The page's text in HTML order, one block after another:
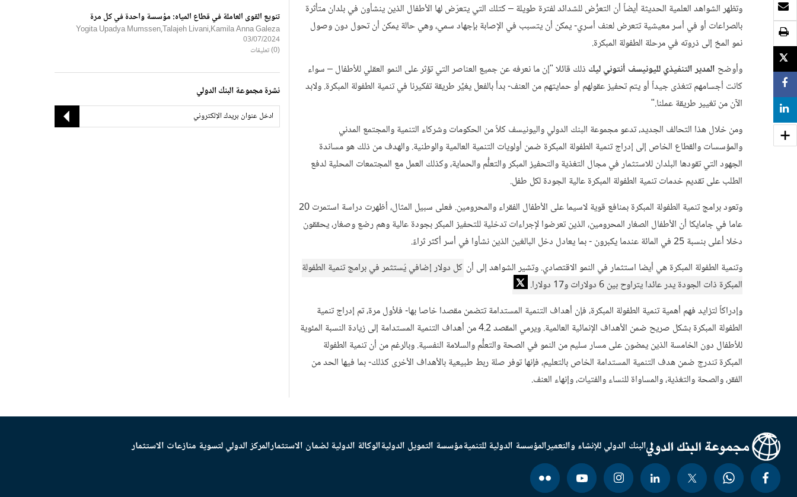
وتظهر الشواهد العلمية الحديثة أيضاً أن التعرُّض للشدائد لفترة طويلة – كتلك التي يتعرّض لها الأطفال الذين ينشأون في بلدان متأثرة
بالصراعات أو في أسر معيشية تتعرض لعنف أسري- يمكن أن يتسبب في الإصابة بإجهاد سمي، وهي حالة يمكن أن تحول دون وصول
نمو المخ إلى ذروته في مرحلة الطفولة المبكرة.
وأوضح المدير التنفيذي لليونيسف أنتوني ليك ذلك قائلا "إن ما نعرفه عن جميع العناصر التي تؤثر على النمو العقلي للأطفال – سواء
كانت أجسامهم تتغذى جيداً أو يتم تحفيز عقولهم أو حمايتهم من العنف- بدأ بالفعل يغيِّر طريقة تفكيرنا في تنمية الطفولة المبكرة. ولابد
الآن من تغيير طريقة عملنا."
ومن خلال هذا التحالف الجديد، تدعو مجموعة البنك الدولي واليونيسف كلاً من الحكومات وشركاء التنمية والمجتمع المدني
والمؤسسات والقطاع الخاص إلى إدراج تنمية الطفولة المبكرة ضمن أولويات التنمية العالمية والوطنية. والهدف من ذلك هو مساندة
الجهود التي تقودها البلدان للاستثمار في مجال التغذية والتحفيز المبكر والتعلُّم والحماية، وكذلك العمل مع المجتمعات المحلية لدفع
الطلب على تقديم خدمات تنمية الطفولة المبكرة عالية الجودة لكل طفل.
وتعود برامج تنمية الطفولة المبكرة بمنافع قوية لاسيما على الأطفال الفقراء والمحرومين. فعلى سبيل المثال، أظهرت دراسة استمرت 20
عاما في جامايكا أن الأطفال الصغار المحرومين، الذين تعرضوا لإجراءات تدخلية للتحفيز المبكر بجودة عالية وهم رضع وصغار، يحققون
دخلا أعلى بنسبة 25 في المائة عندما يكبرون - بما يعادل دخل البالغين الذين نشأوا في أسر أكثر ثراءً.
وتنمية الطفولة المبكرة هي أيضا استثمار في النمو الاقتصادي. وتشير الشواهد إلى أن كل دولار إضافي يُستثمر في برامج تنمية الطفولة
المبكرة ذات الجودة يدر عائدا يتراوح بين 6 دولارات و17 دولارا.
وإدراكاً لتزايد فهم أهمية تنمية الطفولة المبكرة، فإن أهداف التنمية المستدامة تتضمن مقصدا خاصا بها- فلأول مرة، تم إدراج تنمية
الطفولة المبكرة بشكل صريح ضمن الأهداف الإنمائية العالمية. ويرمي المقصد 4.2 من أهداف التنمية المستدامة إلى زيادة النسبة المئوية
للأطفال دون الخامسة الذين يمضون على مسار سليم من النمو في الصحة والتعلُّم والسلامة النفسية. وبالرغم من أن تنمية الطفولة
المبكرة تندرج ضمن هدف التنمية المستدامة الخاص بالتعليم، فإنها توفر صلة ربط طبيعية بالأهداف الأخرى كذلك- بما فيها الحد من
الفقر، والصحة والتغذية، والمساواة للنساء والفتيات، وإنهاء العنف.
تنويع القوى العاملة في قطاع المياه: مؤسسة واحدة في كل مرة
Yogita Upadya Mumssen,Talajeh Livani,Kamila Anna Galeza
03/07/2024
(0) تعليقات
نشرة مجموعة البنك الدولي
البنك الدولي للإنشاء والتعميرالمؤسسة الدولية للتنميةمؤسسة التمويل الدوليةالوكالة الدولية لضمان الاستثمارالمركز الدولي لتسوية منازعات الاستثمار